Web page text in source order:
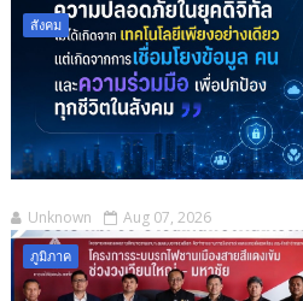
สังคม
Unknown Aug 07, 2026
ภูมิภาค